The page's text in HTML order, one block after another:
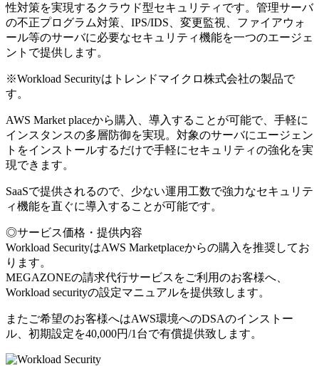
性対策を実現するクラウド型セキュリティです。管理サーバ
の不正プログラム対策、IPS/IDS、変更監視、ファイアウォ
ール等のサーバに必要なセキュリティ機能を一つのエージェ
ントで提供します。
※Workload Securityはトレンドマイクロ株式会社の製品で
す。
AWS Market placeから購入、導入することが可能で、手軽に
インスタンスの多層防御を実現。対象のサーバにエージェン
トをインストールするだけで手軽にセキュリティの強化を実
現できます。
SaaSで提供されるので、少ない運用工数で強力なセキュリテ
ィ機能を直ぐに導入することが可能です。
◎サービス価格・提供内容
Workload SecurityはAWS Marketplaceからの購入を推奨してお
ります。
MEGAZONEの請求代行サービスをご利用のお客様へ、
Workload securityの設定マニュアルを提供致します。
またご希望のお客様へはAWS環境へのDSAのインストー
ル、初期設定を40,000円/1台で有償提供致します。